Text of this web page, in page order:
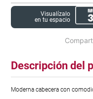
Visualízalo
en tu espacio
Descripción del
Moderna cabecera con